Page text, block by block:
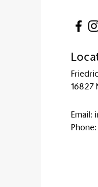
16827
Email:
Phone: